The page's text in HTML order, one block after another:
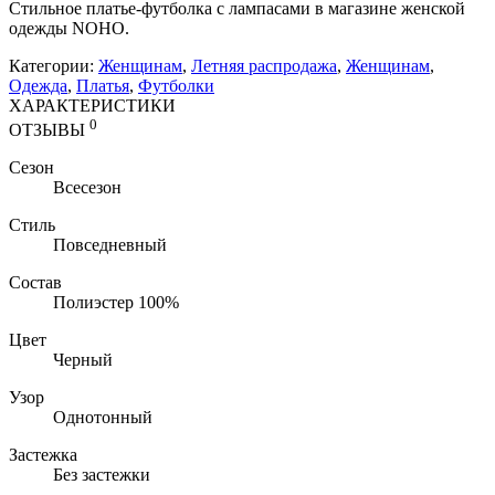
Стильное платье-футболка с лампасами в магазине женской
одежды NOHO.
Категории: Женщинам, Летняя распродажа, Женщинам,
Одежда, Платья, Футболки
ХАРАКТЕРИСТИКИ
ОТЗЫВЫ 0
Сезон
Всесезон
Стиль
Повседневный
Состав
Полиэстер 100%
Цвет
Черный
Узор
Однотонный
Застежка
Без застежки